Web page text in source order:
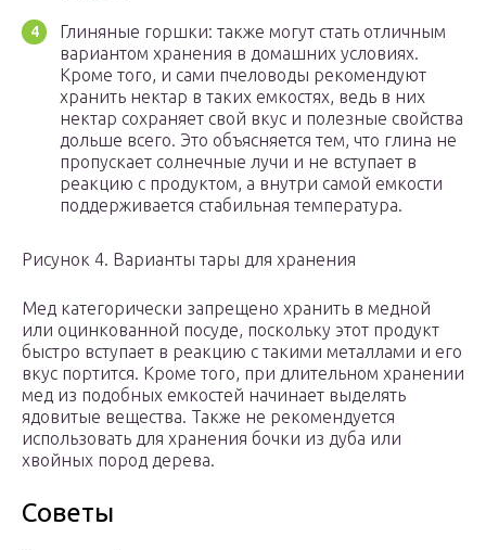
Глиняные горшки: также могут стать отличным
вариантом хранения в домашних условиях.
Кроме того, и сами пчеловоды рекомендуют
хранить нектар в таких емкостях, ведь в них
нектар сохраняет свой вкус и полезные свойства
дольше всего. Это объясняется тем, что глина не
пропускает солнечные лучи и не вступает в
реакцию с продуктом, а внутри самой емкости
поддерживается стабильная температура.
Рисунок 4. Варианты тары для хранения
Мед категорически запрещено хранить в медной
или оцинкованной посуде, поскольку этот продукт
быстро вступает в реакцию с такими металлами и его
вкус портится. Кроме того, при длительном хранении
мед из подобных емкостей начинает выделять
ядовитые вещества. Также не рекомендуется
использовать для хранения бочки из дуба или
хвойных пород дерева.
Советы